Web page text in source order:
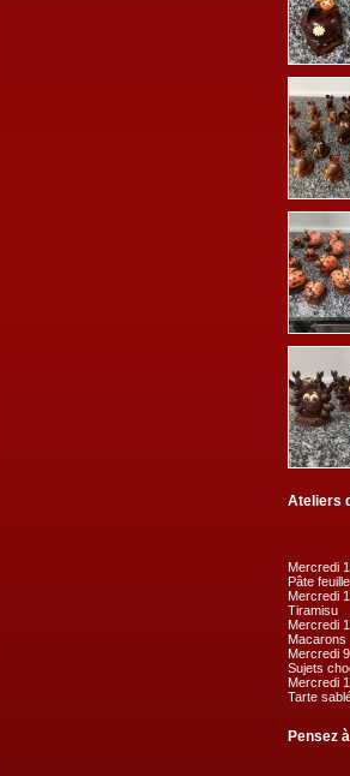
Ateliers
Mercredi
Pâte
Mercredi
Tiramisu
Mercredi
Macarons
Mercredi
Sujets
Mercredi
Tarte
Pensez